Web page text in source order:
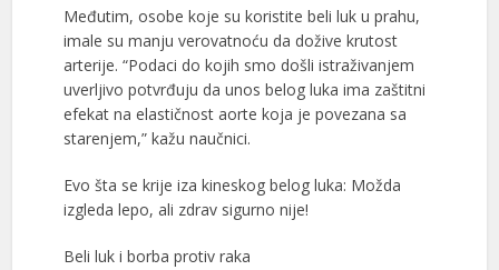
Međutim, osobe koje su koristite beli luk u prahu,
imale su manju verovatnoću da dožive krutost
arterije. “Podaci do kojih smo došli istraživanjem
uverljivo potvrđuju da unos belog luka ima zaštitni
efekat na elastičnost aorte koja je povezana sa
starenjem,” kažu naučnici.
Evo šta se krije iza kineskog belog luka: Možda
izgleda lepo, ali zdrav sigurno nije!
Beli luk i borba protiv raka